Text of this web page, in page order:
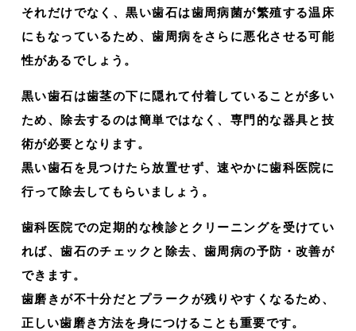
それだけでなく、黒い歯石は歯周病菌が繁殖する温床
にもなっているため、歯周病をさらに悪化させる可能
性があるでしょう。
黒い歯石は歯茎の下に隠れて付着していることが多い
ため、除去するのは簡単ではなく、専門的な器具と技
術が必要となります。
黒い歯石を見つけたら放置せず、速やかに歯科医院に
行って除去してもらいましょう。
歯科医院での定期的な検診とクリーニングを受けてい
れば、歯石のチェックと除去、歯周病の予防・改善が
できます。
歯磨きが不十分だとプラークが残りやすくなるため、
正しい歯磨き方法を身につけることも重要です。